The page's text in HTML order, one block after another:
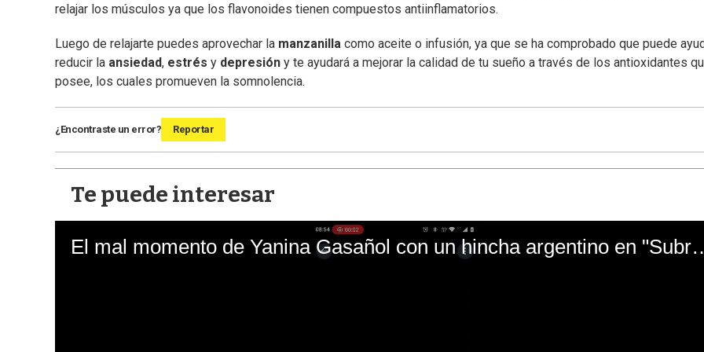
relajar los músculos ya que los flavonoides tienen compuestos antiinflamatorios.
Luego de relajarte puedes aprovechar la manzanilla como aceite o infusión, ya que se ha comprobado que puede
reducir la ansiedad, estrés y depresión y te ayudará a mejorar la calidad de tu sueño a través de los antioxidantes
posee, los cuales promueven la somnolencia.
¿Encontraste un error? Reportar
Te puede interesar
El mal momento de Yanina